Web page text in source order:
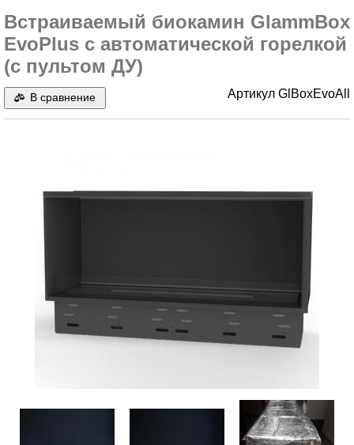
Встраиваемый биокамин GlammBox
EvoPlus с автоматической горелкой
(с пультом ДУ)
В сравнение Артикул GlBoxEvoAll